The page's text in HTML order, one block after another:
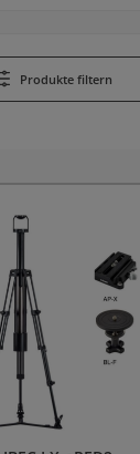
Produkte filtern